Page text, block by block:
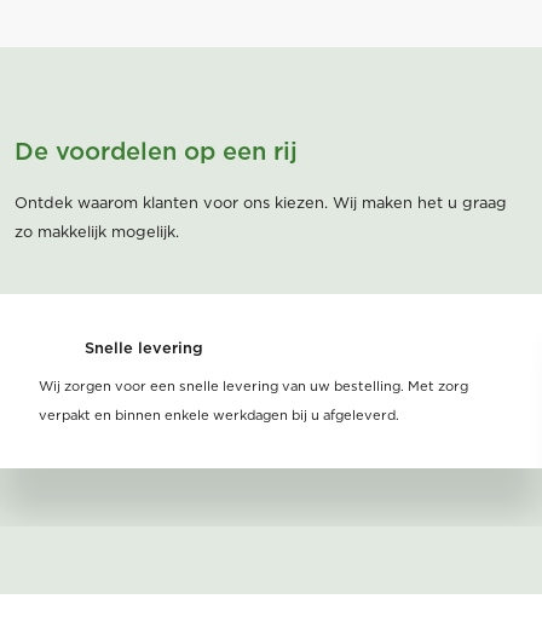
De voordelen op een rij
Ontdek waarom klanten voor ons kiezen. Wij maken het u graag
zo makkelijk mogelijk.
Snelle levering
Wij zorgen voor een snelle levering van uw bestelling. Met zorg
verpakt en binnen enkele werkdagen bij u afgeleverd.